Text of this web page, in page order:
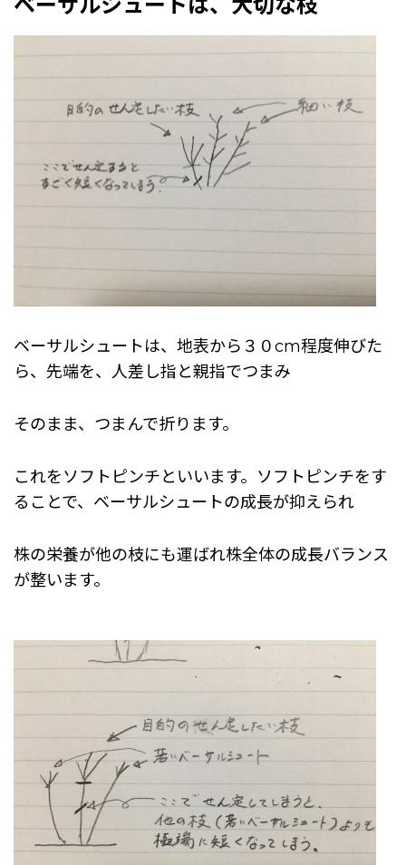
ベーサルシュートは、地表から３０cm程度伸びた
ら、先端を、人差し指と親指でつまみ
そのまま、つまんで折ります。
これをソフトピンチといいます。ソフトピンチをす
ることで、ベーサルシュートの成長が抑えられ
株の栄養が他の枝にも運ばれ株全体の成長バランス
が整います。